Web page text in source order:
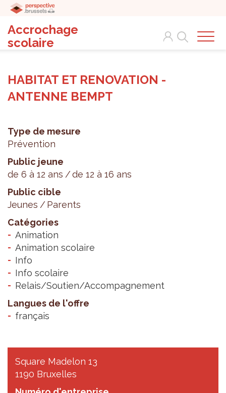
Accrochage
scolaire
Search
HABITAT ET RENOVATION -
ANTENNE BEMPT
Type de mesure
Prévention
Public jeune
de 6 à 12 ans
de 12 à 16 ans
Public cible
Jeunes
Parents
Catégories
Animation
Animation scolaire
Info
Info scolaire
Relais/Soutien/Accompagnement
Langues de l'offre
français
Square Madelon 13
1190 Bruxelles